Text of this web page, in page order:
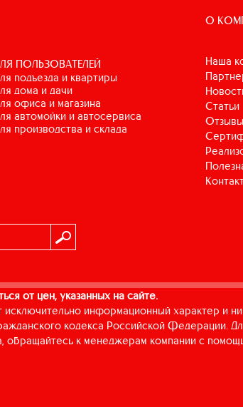
ПОЛЬЗОВАТЕЛЕЙ
для подъезда и квартиры
для дома и дачи
для офиса и магазина
для автомойки и автосервиса
для производства и склада
О
Наша
Статьи
Отзывы
от цен, указанных на сайте.
информационный характер и
кодекса Российской Федерации.
обращайтесь к менеджерам компании с